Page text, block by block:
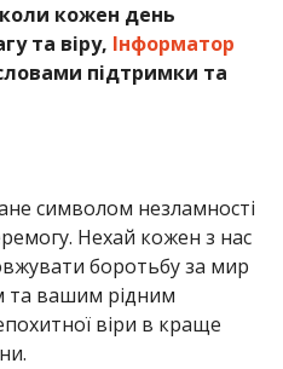
кожен день
та віру, Інформатор
підтримки та
символом незламності
Нехай кожен з нас
боротьбу за мир
та вашим рідним
віри в краще